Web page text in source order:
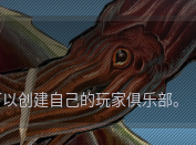
创建自己的玩家俱乐部。